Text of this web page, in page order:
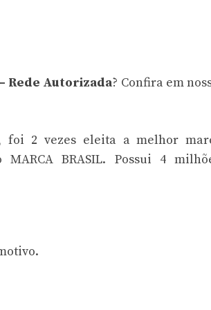
Rede Autorizada? Confira em
foi 2 vezes eleita a melhor
BRASIL. Possui 4